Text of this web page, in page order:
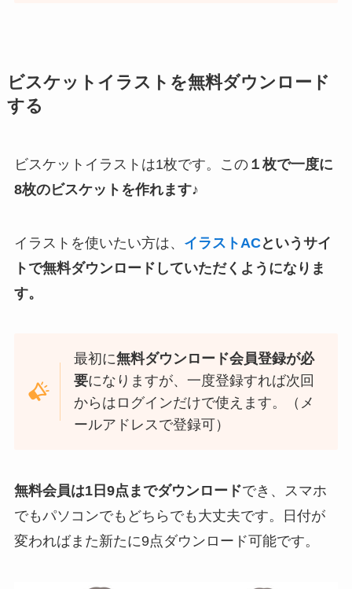
ビスケットイラストを無料ダウンロード
する
ビスケットイラストは1枚です。この１枚で一度に
8枚のビスケットを作れます♪
イラストを使いたい方は、 イラストACというサイ
トで無料ダウンロードしていただくようになりま
す。
最初に無料ダウンロード会員登録が必
要になりますが、一度登録すれば次回
からはログインだけで使えます。（メ
ールアドレスで登録可）
無料会員は1日9点までダウンロードでき、スマホ
でもパソコンでもどちらでも大丈夫です。日付が
変わればまた新たに9点ダウンロード可能です。